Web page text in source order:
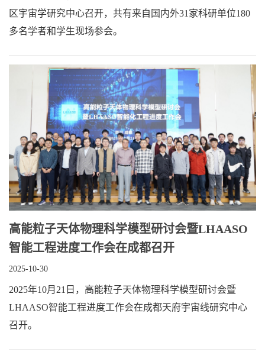
区宇宙学研究中心召开，共有来自国内外31家科研单位180
多名学者和学生现场参会。
高能粒子天体物理科学模型研讨会暨LHAASO
智能工程进度工作会在成都召开​
2025-10-30
​2025年10月21日，高能粒子天体物理科学模型研讨会暨
LHAASO智能工程进度工作会在成都天府宇宙线研究中心
召开。